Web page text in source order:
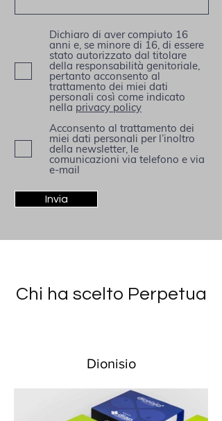
Dichiaro di aver compiuto 16
anni e, se minore di 16, di essere
stato autorizzato dal titolare
della responsabilità genitoriale,
pertanto acconsento al
trattamento dei miei dati
personali così come indicato
nella privacy policy
Acconsento al trattamento dei
miei dati personali per l’inoltro
della newsletter, le
comunicazioni via telefono e via
e-mail
Invia
Chi ha scelto Perpetua
Dionisio